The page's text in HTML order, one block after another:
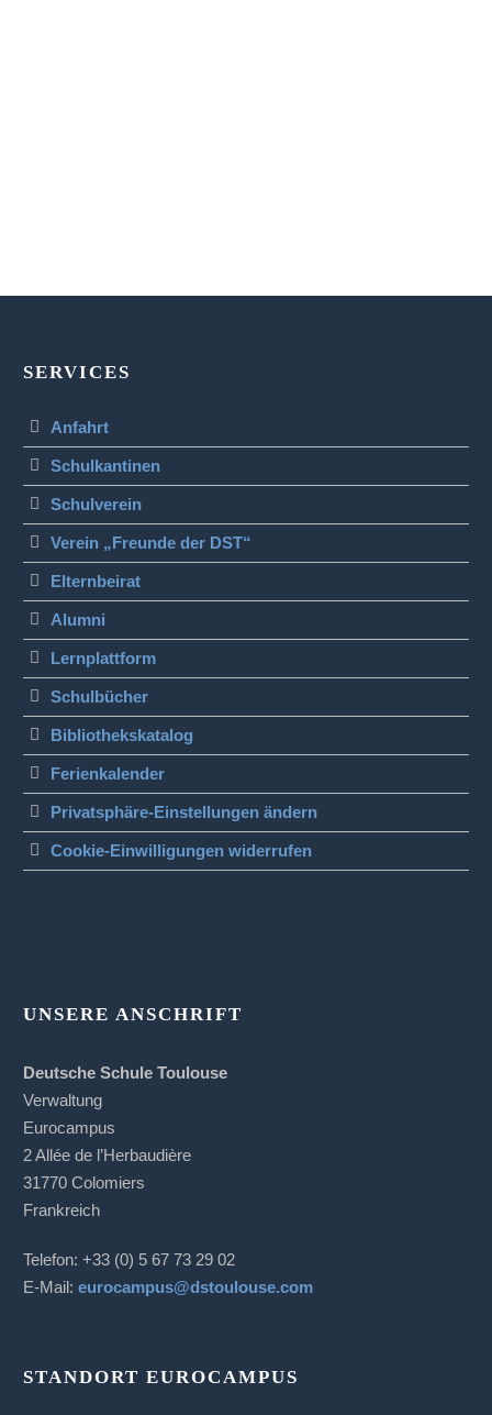
SERVICES
Anfahrt
Schulkantinen
Schulverein
Verein „Freunde der DST“
Elternbeirat
Alumni
Lernplattform
Schulbücher
Bibliothekskatalog
Ferienkalender
Privatsphäre-Einstellungen ändern
Cookie-Einwilligungen widerrufen
UNSERE ANSCHRIFT
Deutsche Schule Toulouse
Verwaltung
Eurocampus
2 Allée de l’Herbaudière
31770 Colomiers
Frankreich
Telefon: +33 (0) 5 67 73 29 02
E-Mail:eurocampus@dstoulouse.com
STANDORT EUROCAMPUS